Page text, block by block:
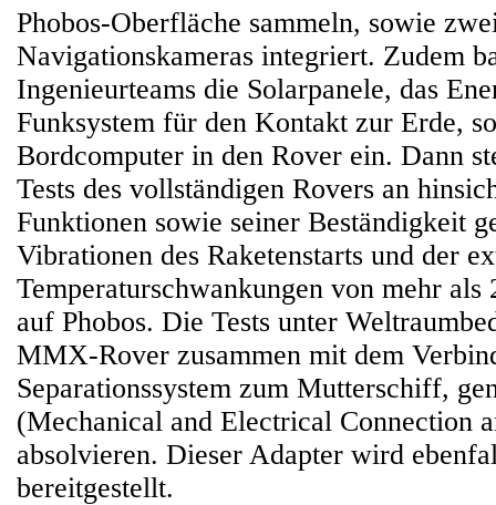
Phobos-Oberfläche sammeln, sowie
Navigationskameras integriert. Zudem
Ingenieurteams die Solarpanele, das
Funksystem für den Kontakt zur Erde,
Bordcomputer in den Rover ein. Dann
Tests des vollständigen Rovers an
Funktionen sowie seiner Beständigkeit
Vibrationen des Raketenstarts und der
Temperaturschwankungen von mehr als
auf Phobos. Die Tests unter
MMX-Rover zusammen mit dem
Separationssystem zum Mutterschiff,
(Mechanical and Electrical Connection
absolvieren. Dieser Adapter wird
bereitgestellt.